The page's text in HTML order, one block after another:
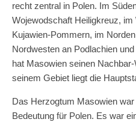
recht zentral in Polen. Im
Wojewodschaft Heiligkreuz,
Kujawien-Pommern, im
Nordwesten an Podlachien
hat Masowien seinen
seinem Gebiet liegt die
Das Herzogtum Masowien
Bedeutung für Polen. Es war